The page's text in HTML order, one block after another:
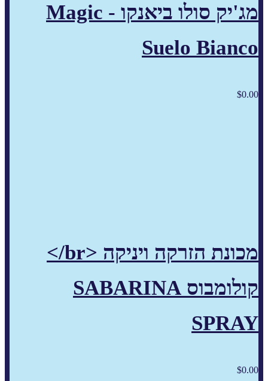
מג'יק סולו ביאנקו - Magic
Suelo Bianco
$0.00
מכונת הזרקה ויניקה <br/>
קולומבוס SABARINA
SPRAY
$0.00